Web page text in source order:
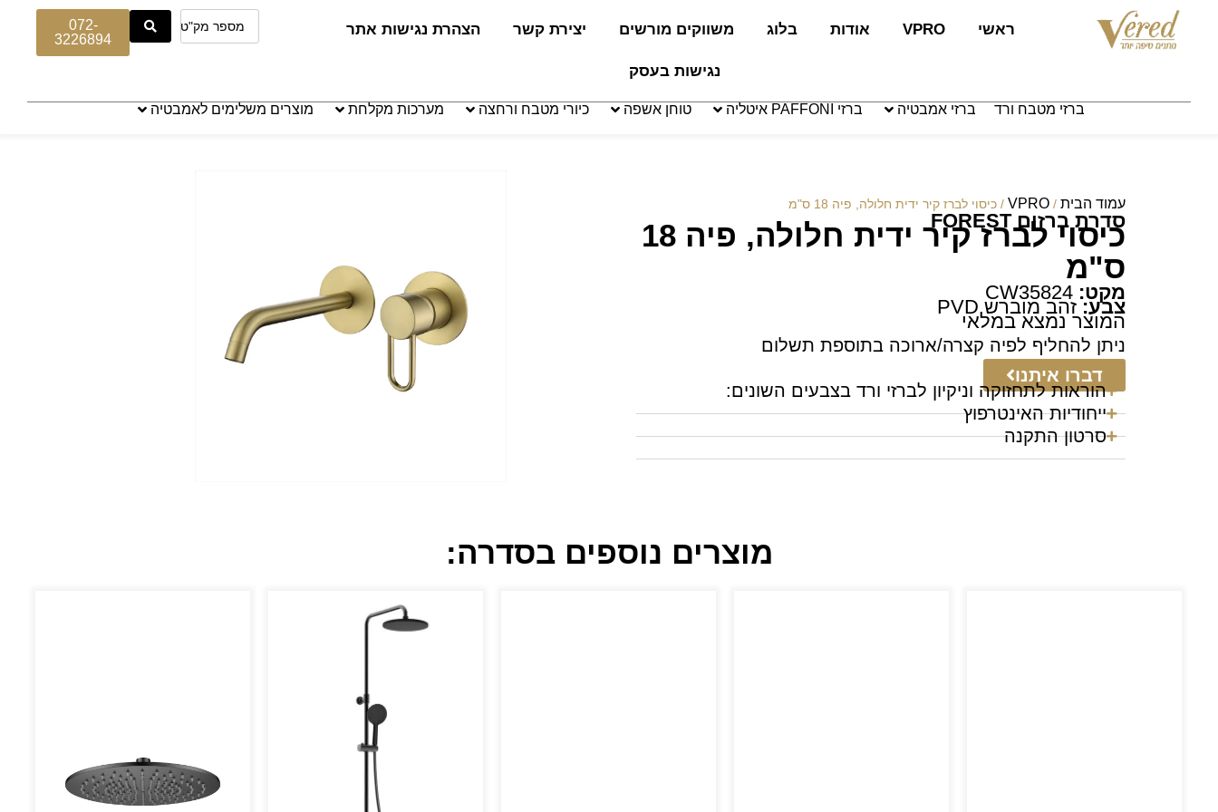
ראשי VPRO אודות בלוג משווקים מורשים יצירת קשר הצהרת נגישות אתר
נגישות בעסק
072-
3226894
ברזי מטבח ורד ברזי אמבטיה ברזי PAFFONI איטליה טוחן אשפה כיורי מטבח ורחצה מערכות מקלחת מוצרים משלימים לאמבטיה
עמוד הבית /
VPRO / כיסוי לברז קיר ידית חלולה, פיה 18 ס"מ
סדרת ברזים FOREST
כיסוי לברז קיר ידית חלולה, פיה 18
ס"מ
מקט:
צבע:זהב מוברש PVD
המוצר נמצא במלאי
ניתן להחליף לפיה קצרה/ארוכה בתוספת תשלום
דברו איתנו
הוראות לתחזוקה וניקיון לברזי ורד בצבעים השונים:
ייחודיות האינטרפוץ
סרטון התקנה
מוצרים נוספים בסדרה: